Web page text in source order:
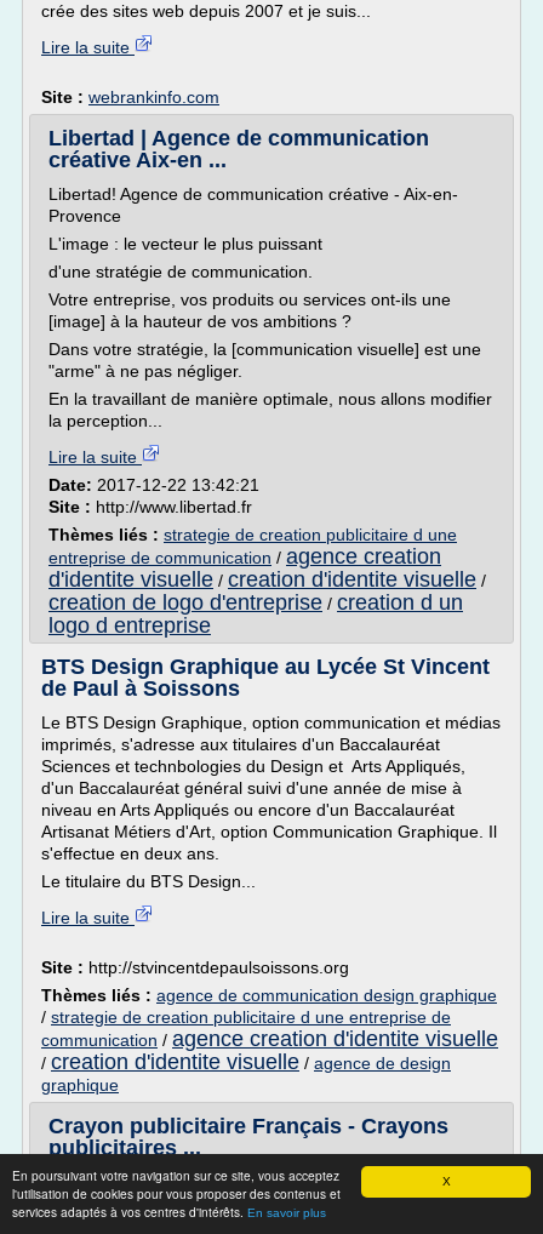
X
En poursuivant votre navigation sur ce site, vous acceptez
l'utilisation de cookies pour vous proposer des contenus et
services adaptés à vos centres d'intérêts. En savoir plus
crée des sites web depuis 2007 et je suis...
Lire la suite
Site : webrankinfo.com
Libertad | Agence de communication
créative Aix-en ...
Libertad! Agence de communication créative - Aix-en-
Provence
L'image : le vecteur le plus puissant
d'une stratégie de communication.
Votre entreprise, vos produits ou services ont-ils une
[image] à la hauteur de vos ambitions ?
Dans votre stratégie, la [communication visuelle] est une
"arme" à ne pas négliger.
En la travaillant de manière optimale, nous allons modifier
la perception...
Lire la suite
Date: 2017-12-22 13:42:21
Site : http://www.libertad.fr
Thèmes liés : strategie de creation publicitaire d une
entreprise de communication / agence creation
d'identite visuelle / creation d'identite visuelle /
creation de logo d'entreprise / creation d un
logo d entreprise
BTS Design Graphique au Lycée St Vincent
de Paul à Soissons
Le BTS Design Graphique, option communication et médias
imprimés, s'adresse aux titulaires d'un Baccalauréat
Sciences et technbologies du Design et Arts Appliqués,
d'un Baccalauréat général suivi d'une année de mise à
niveau en Arts Appliqués ou encore d'un Baccalauréat
Artisanat Métiers d'Art, option Communication Graphique. Il
s'effectue en deux ans.
Le titulaire du BTS Design...
Lire la suite
Site : http://stvincentdepaulsoissons.org
Thèmes liés : agence de communication design graphique
/ strategie de creation publicitaire d une entreprise de
communication / agence creation d'identite visuelle
/ creation d'identite visuelle / agence de design
graphique
Crayon publicitaire Français - Crayons
publicitaires ...
règles & gommes
Découvrez nos nouvelles offres : crayon publicitaire !